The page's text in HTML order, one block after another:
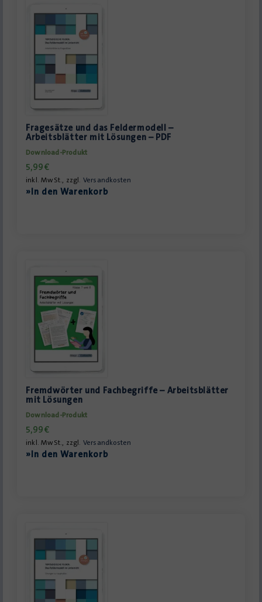
Fragesätze und das Feldermodell –
Arbeitsblätter mit Lösungen – PDF
Download-Produkt
5,99€
inkl. MwSt., zzgl. Versandkosten
»In den Warenkorb
Fremdwörter und Fachbegriffe – Arbeitsblätter
mit Lösungen
Download-Produkt
5,99€
inkl. MwSt., zzgl. Versandkosten
»In den Warenkorb